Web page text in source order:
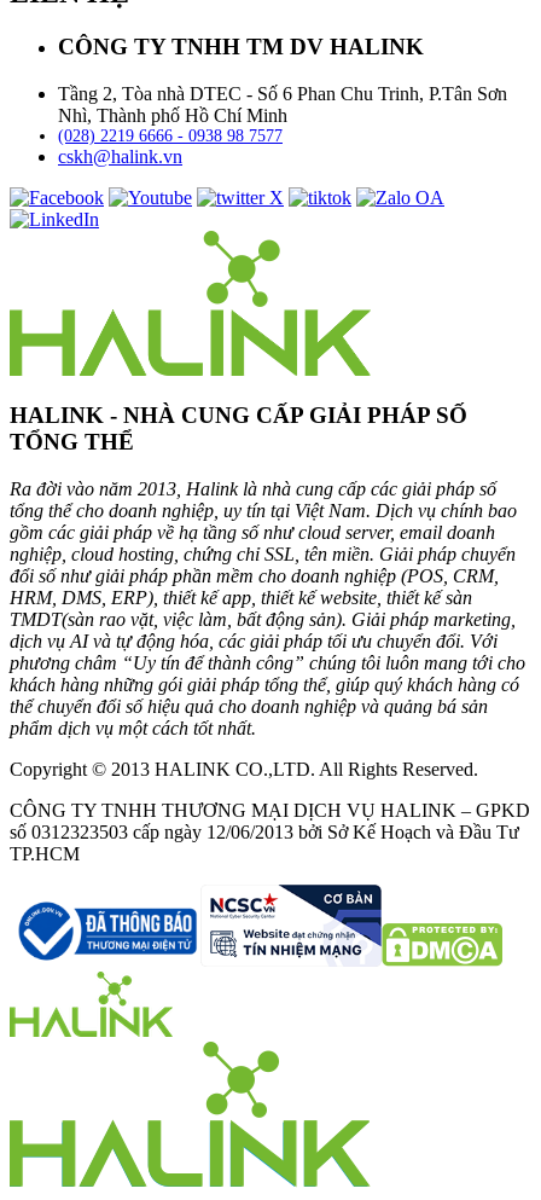
CÔNG TY TNHH TM DV HALINK
Tầng 2, Tòa nhà DTEC - Số 6 Phan Chu Trinh, P.Tân Sơn
Nhì, Thành phố Hồ Chí Minh
(028) 2219 6666 - 0938 98 7577
cskh@halink.vn
HALINK - NHÀ CUNG CẤP GIẢI PHÁP SỐ
TỔNG THỂ
Ra đời vào năm 2013, Halink là nhà cung cấp các giải pháp số
tổng thể cho doanh nghiệp, uy tín tại Việt Nam. Dịch vụ chính bao
gồm các giải pháp về hạ tầng số như cloud server, email doanh
nghiệp, cloud hosting, chứng chỉ SSL, tên miền. Giải pháp chuyển
đổi số như giải pháp phần mềm cho doanh nghiệp (POS, CRM,
HRM, DMS, ERP), thiết kế app, thiết kế website, thiết kế sàn
TMDT(sàn rao vặt, việc làm, bất động sản). Giải pháp marketing,
dịch vụ AI và tự động hóa, các giải pháp tối ưu chuyển đổi. Với
phương châm “Uy tín để thành công” chúng tôi luôn mang tới cho
khách hàng những gói giải pháp tổng thể, giúp quý khách hàng có
thể chuyển đổi số hiệu quả cho doanh nghiệp và quảng bá sản
phẩm dịch vụ một cách tốt nhất.
Copyright © 2013 HALINK CO.,LTD. All Rights Reserved.
CÔNG TY TNHH THƯƠNG MẠI DỊCH VỤ HALINK – GPKD
số 0312323503 cấp ngày 12/06/2013 bởi Sở Kế Hoạch và Đầu Tư
TP.HCM